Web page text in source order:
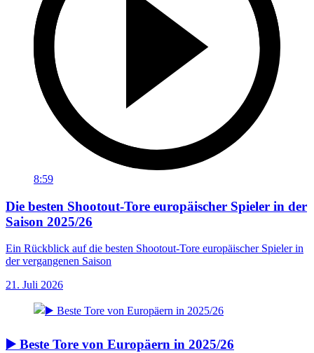
8:59
Die besten Shootout-Tore europäischer Spieler in der
Saison 2025/26
Ein Rückblick auf die besten Shootout-Tore europäischer Spieler in
der vergangenen Saison
21. Juli 2026
▶️ Beste Tore von Europäern in 2025/26